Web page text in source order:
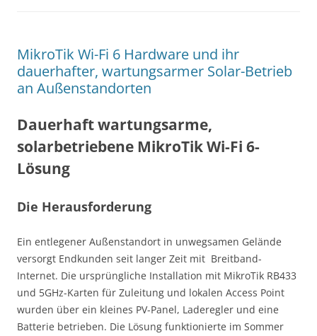
MikroTik Wi-Fi 6 Hardware und ihr
dauerhafter, wartungsarmer Solar-Betrieb
an Außenstandorten
Dauerhaft wartungsarme,
solarbetriebene MikroTik Wi-Fi 6-
Lösung
Die Herausforderung
Ein entlegener Außenstandort in unwegsamen Gelände
versorgt Endkunden seit langer Zeit mit Breitband-
Internet. Die ursprüngliche Installation mit MikroTik RB433
und 5GHz-Karten für Zuleitung und lokalen Access Point
wurden über ein kleines PV-Panel, Laderegler und eine
Batterie betrieben. Die Lösung funktionierte im Sommer